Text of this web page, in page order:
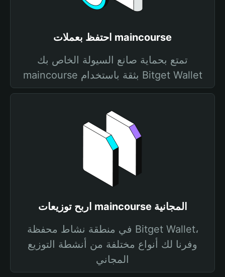
احتفظ بعملات maincourse
تمتع بحماية صانع السيولة الخاص بك
maincourse بثقة باستخدام Bitget Wallet
اربح توزيعات maincourse المجانية
في منطقة نشاط محفظة Bitget Wallet،
وفرنا لك أنواع مختلفة من أنشطة التوزيع
المجاني